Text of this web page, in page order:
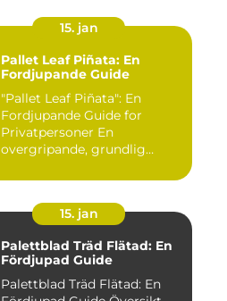
15. jan
Pallet Leaf Piñata: En
Fordjupande Guide
"Pallet Leaf Piñata": En
Fordjupande Guide for
Privatpersoner En
overgripande, grundlig
15. jan
Palettblad Träd Flätad: En
Fördjupad Guide
Palettblad Träd Flätad: En